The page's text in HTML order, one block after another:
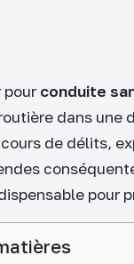
pour conduite
dans une
de délits,
pour